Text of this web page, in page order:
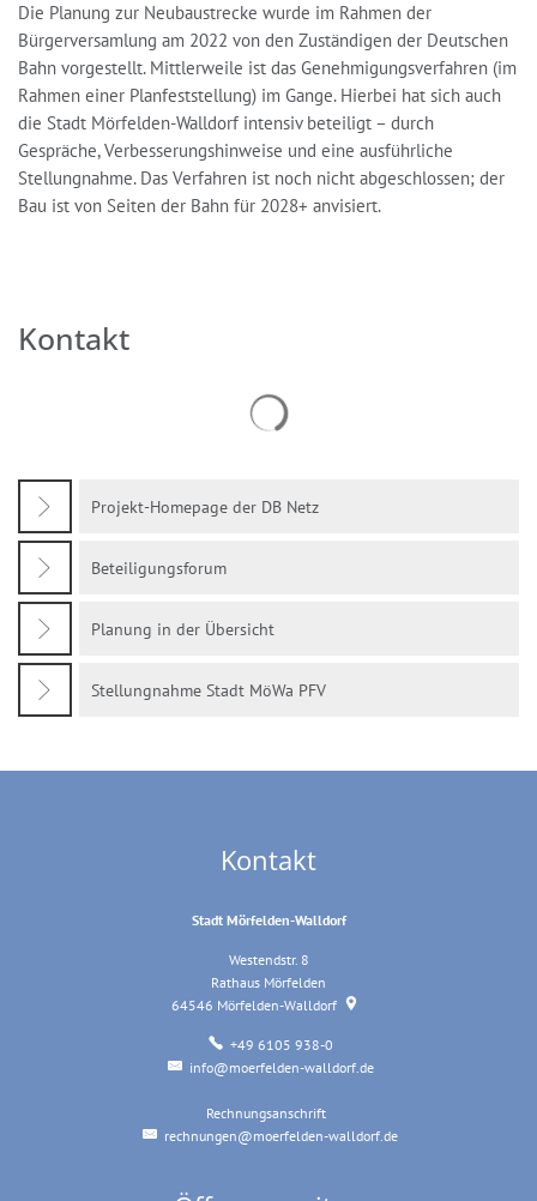
Die Planung zur Neubaustrecke wurde im Rahmen der
Bürgerversamlung am 2022 von den Zuständigen der Deutschen
Bahn vorgestellt. Mittlerweile ist das Genehmigungsverfahren (im
Rahmen einer Planfeststellung) im Gange. Hierbei hat sich auch
die Stadt Mörfelden-Walldorf intensiv beteiligt – durch
Gespräche, Verbesserungshinweise und eine ausführliche
Stellungnahme. Das Verfahren ist noch nicht abgeschlossen; der
Bau ist von Seiten der Bahn für 2028+ anvisiert.
Kontakt
Projekt-Homepage der DB Netz
Beteiligungsforum
Planung in der Übersicht
Stellungnahme Stadt MöWa PFV
Kontakt
Stadt Mörfelden-Walldorf
Westendstr. 8
Rathaus Mörfelden
64546 Mörfelden-Walldorf
+49 6105 938-0
info@moerfelden-walldorf.de
Rechnungsanschrift
rechnungen@moerfelden-walldorf.de